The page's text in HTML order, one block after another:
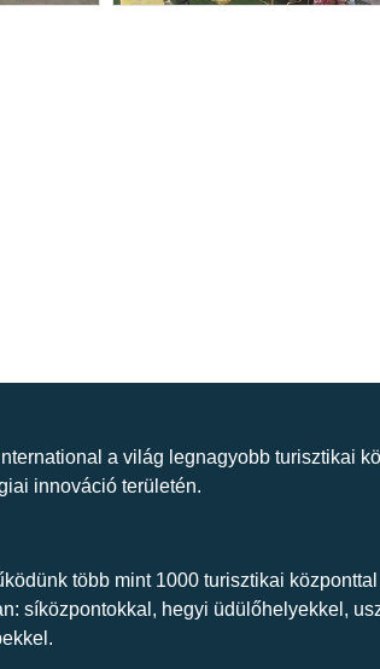
a világ legnagyobb turisztikai
innováció területén.
több mint 1000 turisztikai
síközpontokkal, hegyi üdülőhelyekkel,